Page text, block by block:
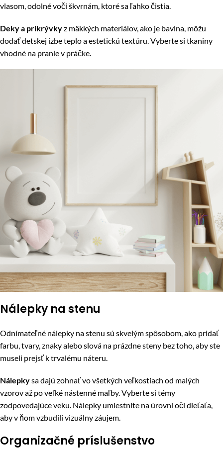
vlasom, odolné voči škvrnám, ktoré sa ľahko čistia.
Deky a prikrývkyz mäkkých materiálov, ako je bavlna, môžu
dodať detskej izbe teplo a estetickú textúru. Vyberte si tkaniny
vhodné na pranie v práčke.
Nálepky na stenu
Odnímateľné nálepky na stenu sú skvelým spôsobom, ako pridať
farbu, tvary, znaky alebo slová na prázdne steny bez toho, aby ste
museli prejsť k trvalému náteru.
Nálepkysa dajú zohnať vo všetkých veľkostiach od malých
vzorov až po veľké nástenné maľby. Vyberte si témy
zodpovedajúce veku. Nálepky umiestnite na úrovni očí dieťaťa,
aby v ňom vzbudili vizuálny záujem.
Organizačné príslušenstvo